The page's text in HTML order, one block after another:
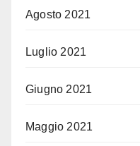
Agosto 2021
Luglio 2021
Giugno 2021
Maggio 2021